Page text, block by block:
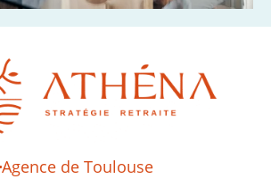
Agence de Toulouse